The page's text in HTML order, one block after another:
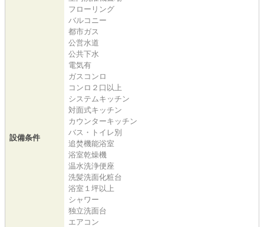
設備条件
フローリング
バルコニー
都市ガス
公営水道
公共下水
電気有
ガスコンロ
コンロ２口以上
システムキッチン
対面式キッチン
カウンターキッチン
バス・トイレ別
追焚機能浴室
浴室乾燥機
温水洗浄便座
洗髪洗面化粧台
浴室１坪以上
シャワー
独立洗面台
エアコン